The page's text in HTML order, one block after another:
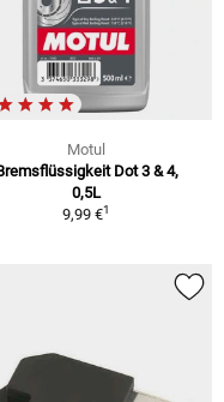
Motul
Dot 3 & 4,
0,5L
9,99 €1